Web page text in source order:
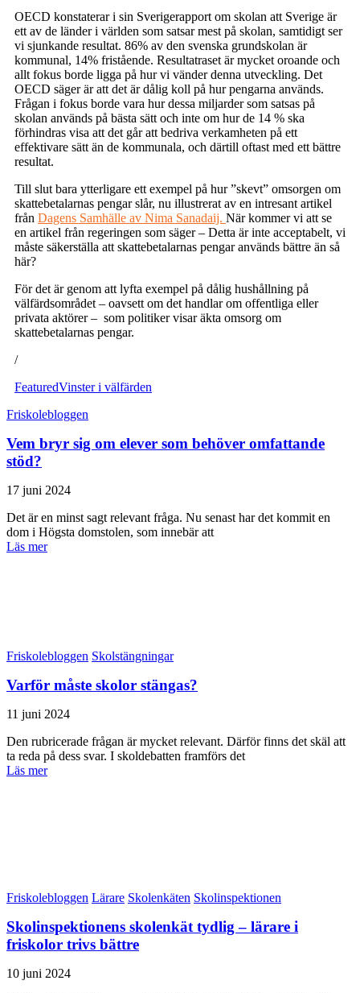
OECD konstaterar i sin Sverigerapport om skolan att Sverige är
ett av de länder i världen som satsar mest på skolan, samtidigt ser
vi sjunkande resultat. 86% av den svenska grundskolan är
kommunal, 14% fristående. Resultatraset är mycket oroande och
allt fokus borde ligga på hur vi vänder denna utveckling. Det
OECD säger är att det är dålig koll på hur pengarna används.
Frågan i fokus borde vara hur dessa miljarder som satsas på
skolan används på bästa sätt och inte om hur de 14 % ska
förhindras visa att det går att bedriva verkamheten på ett
effektivare sätt än de kommunala, och därtill oftast med ett bättre
resultat.
Till slut bara ytterligare ett exempel på hur ”skevt” omsorgen om
skattebetalarnas pengar slår, nu illustrerat av en intresant artikel
från Dagens Samhälle av Nima Sanadaij. När kommer vi att se
en artikel från regeringen som säger – Detta är inte acceptabelt, vi
måste säkerställa att skattebetalarnas pengar används bättre än så
här?
För det är genom att lyfta exempel på dålig hushållning på
välfärdsområdet – oavsett om det handlar om offentliga eller
privata aktörer – som politiker visar äkta omsorg om
skattebetalarnas pengar.
/
FeaturedVinster i välfärden
Friskolebloggen
Vem bryr sig om elever som behöver omfattande
stöd?
17 juni 2024
Det är en minst sagt relevant fråga. Nu senast har det kommit en
dom i Högsta domstolen, som innebär att
Läs mer
Friskolebloggen Skolstängningar
Varför måste skolor stängas?
11 juni 2024
Den rubricerade frågan är mycket relevant. Därför finns det skäl att
ta reda på dess svar. I skoldebatten framförs det
Läs mer
Friskolebloggen Lärare Skolenkäten Skolinspektionen
Skolinspektionens skolenkät tydlig – lärare i
friskolor trivs bättre
10 juni 2024